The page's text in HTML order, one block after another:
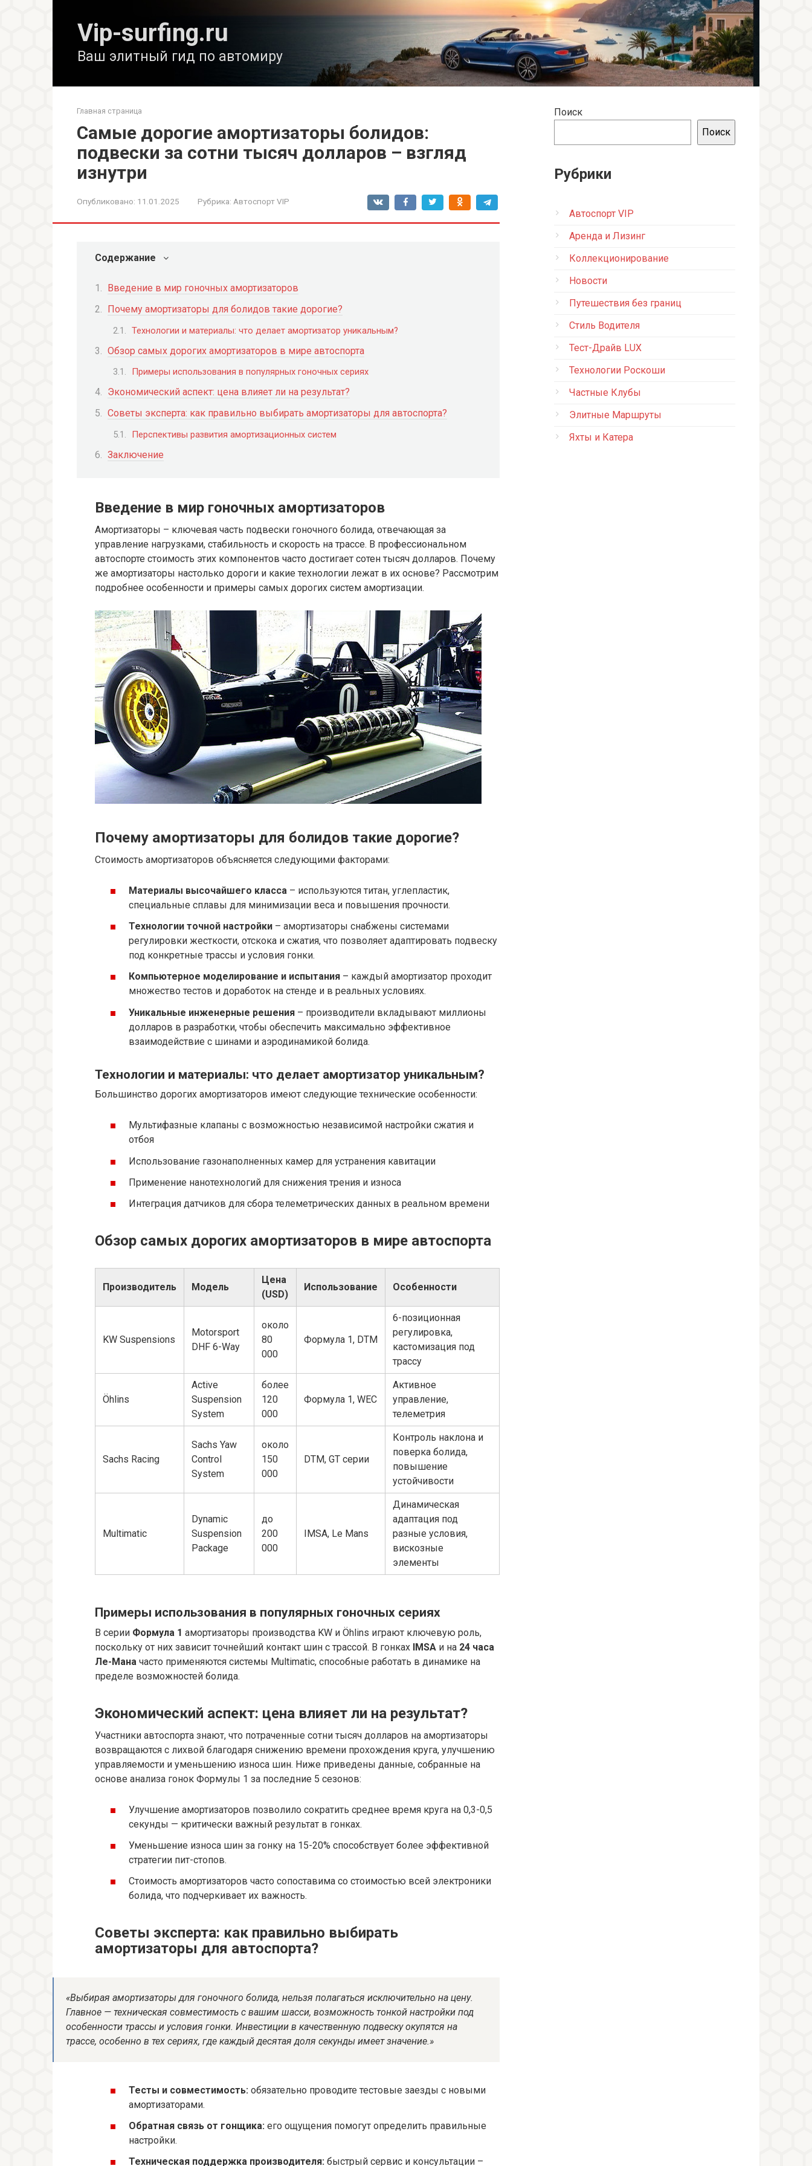
Vip-surfing.ru
Ваш элитный гид по автомиру
Главная страница
Самые дорогие амортизаторы болидов:
подвески за сотни тысяч долларов – взгляд
изнутри
Опубликовано: 11.01.2025 Рубрика: Автоспорт VIP
Содержание
Введение в мир гоночных амортизаторов
Почему амортизаторы для болидов такие дорогие?
Технологии и материалы: что делает амортизатор уникальным?
Обзор самых дорогих амортизаторов в мире автоспорта
Примеры использования в популярных гоночных сериях
Экономический аспект: цена влияет ли на результат?
Советы эксперта: как правильно выбирать амортизаторы для автоспорта?
Перспективы развития амортизационных систем
Заключение
Введение в мир гоночных амортизаторов
Амортизаторы – ключевая часть подвески гоночного болида, отвечающая за
управление нагрузками, стабильность и скорость на трассе. В профессиональном
автоспорте стоимость этих компонентов часто достигает сотен тысяч долларов. Почему
же амортизаторы настолько дороги и какие технологии лежат в их основе? Рассмотрим
подробнее особенности и примеры самых дорогих систем амортизации.
Почему амортизаторы для болидов такие дорогие?
Стоимость амортизаторов объясняется следующими факторами:
Материалы высочайшего класса – используются титан, углепластик,
специальные сплавы для минимизации веса и повышения прочности.
Технологии точной настройки – амортизаторы снабжены системами
регулировки жесткости, отскока и сжатия, что позволяет адаптировать подвеску
под конкретные трассы и условия гонки.
Компьютерное моделирование и испытания – каждый амортизатор проходит
множество тестов и доработок на стенде и в реальных условиях.
Уникальные инженерные решения – производители вкладывают миллионы
долларов в разработки, чтобы обеспечить максимально эффективное
взаимодействие с шинами и аэродинамикой болида.
Технологии и материалы: что делает амортизатор уникальным?
Большинство дорогих амортизаторов имеют следующие технические особенности:
Мультифазные клапаны с возможностью независимой настройки сжатия и
отбоя
Использование газонаполненных камер для устранения кавитации
Применение нанотехнологий для снижения трения и износа
Интеграция датчиков для сбора телеметрических данных в реальном времени
Обзор самых дорогих амортизаторов в мире автоспорта
Производитель Модель
Цена
(USD)
Использование Особенности
KW Suspensions
Motorsport
DHF 6-Way
около
80
000
Формула 1, DTM
6-позиционная
регулировка,
кастомизация под
трассу
Öhlins
Active
Suspension
System
более
120
000
Формула 1, WEC
Активное
управление,
телеметрия
Sachs Racing
Sachs Yaw
Control
System
около
150
000
DTM, GT серии
Контроль наклона и
поверка болида,
повышение
устойчивости
Multimatic
Dynamic
Suspension
Package
до
200
000
IMSA, Le Mans
Динамическая
адаптация под
разные условия,
вискозные
элементы
Примеры использования в популярных гоночных сериях
В серии Формула 1 амортизаторы производства KW и Öhlins играют ключевую роль,
поскольку от них зависит точнейший контакт шин с трассой. В гонках IMSA и на 24 часа
Ле-Мана часто применяются системы Multimatic, способные работать в динамике на
пределе возможностей болида.
Экономический аспект: цена влияет ли на результат?
Участники автоспорта знают, что потраченные сотни тысяч долларов на амортизаторы
возвращаются с лихвой благодаря снижению времени прохождения круга, улучшению
управляемости и уменьшению износа шин. Ниже приведены данные, собранные на
основе анализа гонок Формулы 1 за последние 5 сезонов:
Улучшение амортизаторов позволило сократить среднее время круга на 0,3-0,5
секунды — критически важный результат в гонках.
Уменьшение износа шин за гонку на 15-20% способствует более эффективной
стратегии пит-стопов.
Стоимость амортизаторов часто сопоставима со стоимостью всей электроники
болида, что подчеркивает их важность.
Советы эксперта: как правильно выбирать
амортизаторы для автоспорта?
«Выбирая амортизаторы для гоночного болида, нельзя полагаться исключительно на цену.
Главное — техническая совместимость с вашим шасси, возможность тонкой настройки под
особенности трассы и условия гонки. Инвестиции в качественную подвеску окупятся на
трассе, особенно в тех сериях, где каждый десятая доля секунды имеет значение.»
Тесты и совместимость: обязательно проводите тестовые заезды с новыми
амортизаторами.
Обратная связь от гонщика: его ощущения помогут определить правильные
настройки.
Техническая поддержка производителя: быстрый сервис и консультации –
Поиск
Поиск
Рубрики
Автоспорт VIP
Аренда и Лизинг
Коллекционирование
Новости
Путешествия без границ
Стиль Водителя
Тест-Драйв LUX
Технологии Роскоши
Частные Клубы
Элитные Маршруты
Яхты и Катера